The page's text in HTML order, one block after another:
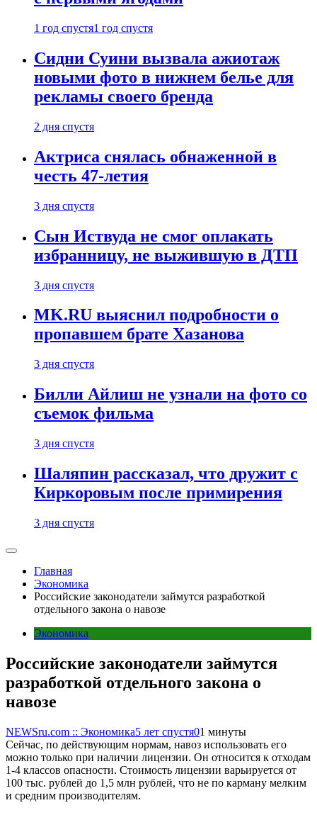
1 год спустя1 год спустя
Сидни Суини вызвала ажиотаж
новыми фото в нижнем белье для
рекламы своего бренда
2 дня спустя
Актриса снялась обнаженной в
честь 47-летия
3 дня спустя
Сын Иствуда не смог оплакать
избранницу, не выжившую в ДТП
3 дня спустя
MK.RU выяснил подробности о
пропавшем брате Хазанова
3 дня спустя
Билли Айлиш не узнали на фото со
съемок фильма
3 дня спустя
Шаляпин рассказал, что дружит с
Киркоровым после примирения
3 дня спустя
Главная
Экономика
Российские законодатели займутся разработкой
отдельного закона о навозе
Экономика
Российские законодатели займутся
разработкой отдельного закона о
навозе
NEWSru.com :: Экономика5 лет спустя01 минуты
Сейчас, по действующим нормам, навоз использовать его
можно только при наличии лицензии. Он относится к отходам
1-4 классов опасности. Стоимость лицензии варьируется от
100 тыс. рублей до 1,5 млн рублей, что не по карману мелким
и средним производителям.